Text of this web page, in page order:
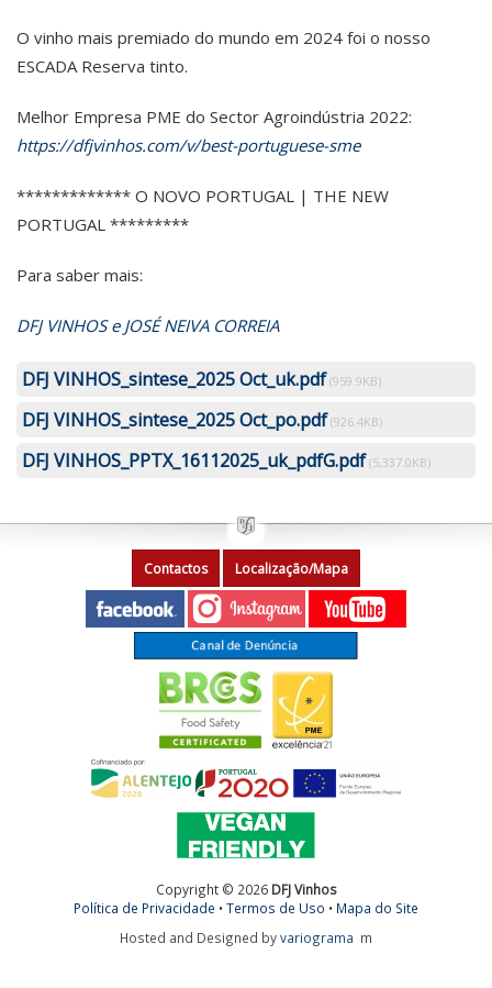
O vinho mais premiado do mundo em 2024 foi o nosso
ESCADA Reserva tinto.
Melhor Empresa PME do Sector Agroindústria 2022:
https://dfjvinhos.com/v/best-portuguese-sme
************* O NOVO PORTUGAL | THE NEW
PORTUGAL *********
Para saber mais:
DFJ VINHOS e JOSÉ NEIVA CORREIA
DFJ VINHOS_sintese_2025 Oct_uk.pdf (959.9KB)
DFJ VINHOS_sintese_2025 Oct_po.pdf (926.4KB)
DFJ VINHOS_PPTX_16112025_uk_pdfG.pdf (5,337.0KB)
Contactos Localização/Mapa
Copyright © 2026 DFJ Vinhos
Política de Privacidade •Termos de Uso • Mapa do Site
Hosted and Designed byvariograma m